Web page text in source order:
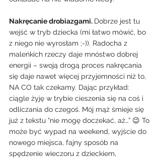
Nakręcanie drobiazgami. Dobrze jest tu
wejść w tryb dziecka (mi łatwo mówić, bo
z niego nie wyrosłam ;-)). Radocha z
maleńkich rzeczy daje mnóstwo dobrej
energii – swoją drogą proces nakręcania
się daje nawet więcej przyjemności niż to,
NA CO tak czekamy. Dając przykład:
ciągle żyję w trybie cieszenia się na coś i
odliczania do czegoś. Mój mąż śmieje się
już z tekstu “nie mogę doczekać, aż…” 😉 To
może być wypad na weekend, wyjście do
nowego miejsca, fajny sposób na
spędzenie wieczoru z dzieckiem,